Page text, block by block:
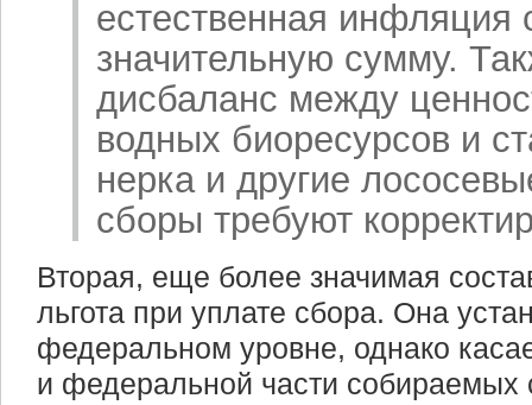
естественная инфляция
значительную сумму.
дисбаланс между
водных биоресурсов и
нерка и другие
сборы требуют
Вторая, еще более значимая
льгота при уплате сбора. Она
федеральном уровне, однако
и федеральной части собираемых